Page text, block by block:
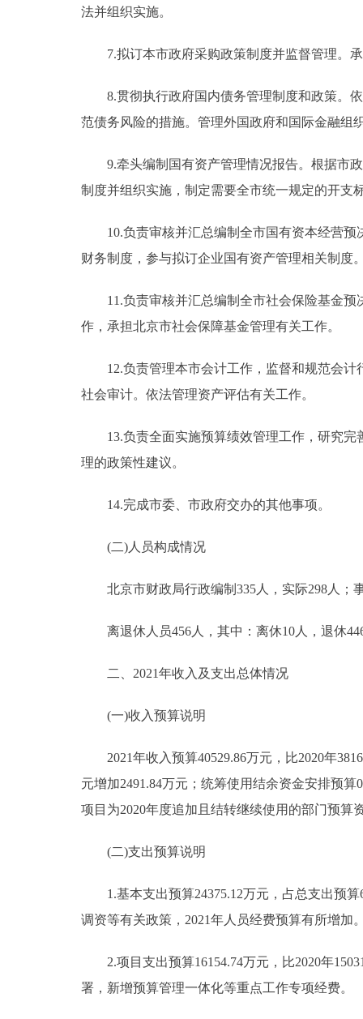
法并组织实施。
7.拟订本市政府采购政策制度并监督管理。承
8.贯彻执行政府国内债务管理制度和政策。依
范债务风险的措施。管理外国政府和国际金融组
9.牵头编制国有资产管理情况报告。根据市政
制度并组织实施，制定需要全市统一规定的开支
10.负责审核并汇总编制全市国有资本经营预
财务制度，参与拟订企业国有资产管理相关制度
11.负责审核并汇总编制全市社会保险基金预
作，承担北京市社会保障基金管理有关工作。
12.负责管理本市会计工作，监督和规范会计
社会审计。依法管理资产评估有关工作。
13.负责全面实施预算绩效管理工作，研究完
理的政策性建议。
14.完成市委、市政府交办的其他事项。
(二)人员构成情况
北京市财政局行政编制335人，实际298人；
离退休人员456人，其中：离休10人，退休
二、2021年收入及支出总体情况
(一)收入预算说明
2021年收入预算40529.86万元，比2020年
元增加2491.84万元；统筹使用结余资金安排预
项目为2020年度追加且结转继续使用的部门预算
(二)支出预算说明
1.基本支出预算24375.12万元，占总支出预算
调资等有关政策，2021年人员经费预算有所增加
2.项目支出预算16154.74万元，比2020年
署，新增预算管理一体化等重点工作专项经费。